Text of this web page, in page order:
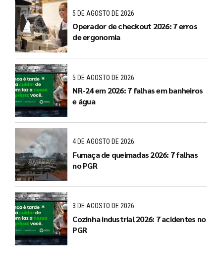
5 DE AGOSTO DE 2026
Operador de checkout 2026: 7 erros
de ergonomia
5 DE AGOSTO DE 2026
NR-24 em 2026: 7 falhas em banheiros
e água
4 DE AGOSTO DE 2026
Fumaça de queimadas 2026: 7 falhas
no PGR
3 DE AGOSTO DE 2026
Cozinha industrial 2026: 7 acidentes no
PGR